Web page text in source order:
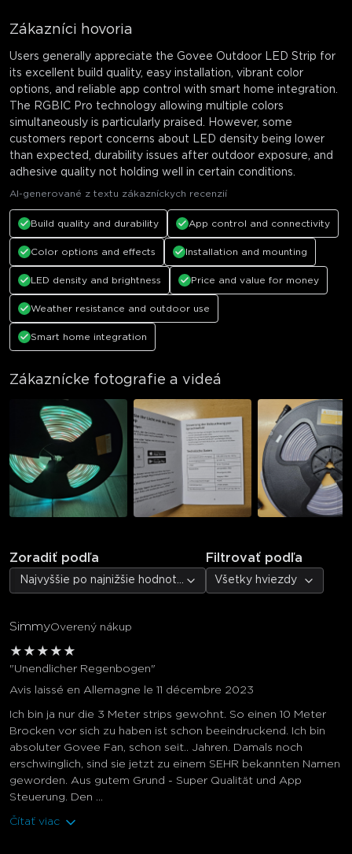
Zákazníci hovoria
Users generally appreciate the Govee Outdoor LED Strip for
its excellent build quality, easy installation, vibrant color
options, and reliable app control with smart home integration.
The RGBIC Pro technology allowing multiple colors
simultaneously is particularly praised. However, some
customers report concerns about LED density being lower
than expected, durability issues after outdoor exposure, and
adhesive quality not holding well in certain conditions.
AI-generované z textu zákazníckych recenzií
Build quality and durability App control and connectivity
Color options and effects Installation and mounting
LED density and brightness Price and value for money
Weather resistance and outdoor use
Smart home integration
Zákaznícke fotografie a videá
Zoradiť podľa
Najvyššie po najnižšie hodnotenie
Filtrovať podľa
Všetky hviezdy
SimmyOverený nákup
★ ★ ★ ★ ★
"Unendlicher Regenbogen"
Avis laissé en Allemagne le 11 décembre 2023
Ich bin ja nur die 3 Meter strips gewohnt. So einen 10 Meter
Brocken vor sich zu haben ist schon beeindruckend. Ich bin
absoluter Govee Fan, schon seit.. Jahren. Damals noch
erschwinglich, sind sie jetzt zu einem SEHR bekannten Namen
geworden. Aus gutem Grund - Super Qualität und App
Steuerung. Den ...
Čítať viac